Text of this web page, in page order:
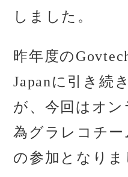
しました。
昨年度の
Japanに引き続
が、今回はオ
為グラレコチ
の参加となりま